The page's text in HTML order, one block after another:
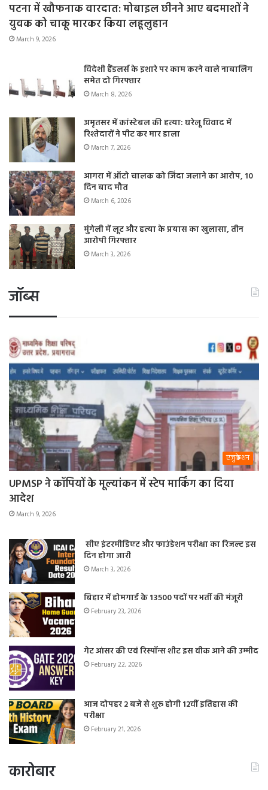
पटना में खौफनाक वारदात: मोबाइल छीनने आए बदमाशों ने
युवक को चाकू मारकर किया लहूलुहान
March 9, 2026
विदेशी हैंडलर्स के इशारे पर काम करने वाले नाबालिग
समेत दो गिरफ्तार
March 8, 2026
अमृतसर में कांस्टेबल की हत्या: घरेलू विवाद में
रिश्तेदारों ने पीट कर मार डाला
March 7, 2026
आगरा में ऑटो चालक को जिंदा जलाने का आरोप, 10
दिन बाद मौत
March 6, 2026
मुंगेली में लूट और हत्या के प्रयास का खुलासा, तीन
आरोपी गिरफ्तार
March 3, 2026
जॉब्स
एजुकेशन
UPMSP ने कॉपियों के मूल्यांकन में स्टेप मार्किंग का दिया
आदेश
March 9, 2026
सीए इंटरमीडिएट और फाउंडेशन परीक्षा का रिजल्ट इस
दिन होगा जारी
March 3, 2026
बिहार में होमगार्ड के 13500 पदों पर भर्ती की मंजूरी
February 23, 2026
गेट आंसर की एवं रिस्पॉन्स शीट इस वीक आने की उम्मीद
February 22, 2026
आज दोपहर 2 बजे से शुरू होगी 12वीं इतिहास की
परीक्षा
February 21, 2026
कारोबार